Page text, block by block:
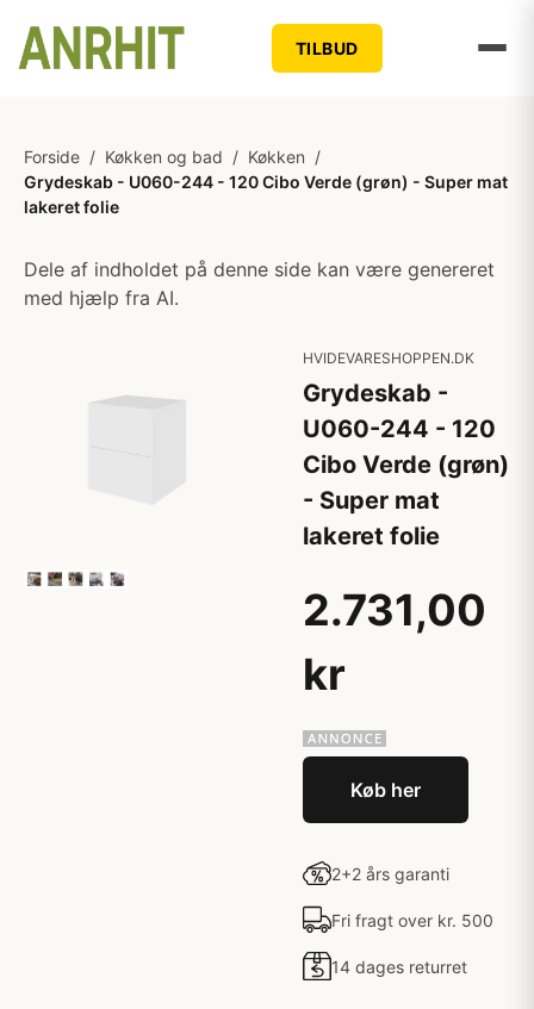
TILBUD
Forside / Køkken og bad / Køkken /
Grydeskab - U060-244 - 120 Cibo Verde (grøn) - Super mat
lakeret folie
Dele af indholdet på denne side kan være genereret
med hjælp fra AI.
HVIDEVARESHOPPEN.DK
Grydeskab -
U060-244 - 120
Cibo Verde (grøn)
- Super mat
lakeret folie
2.731,00
kr
Køb her
2+2 års garanti
Fri fragt over kr. 500
14 dages returret